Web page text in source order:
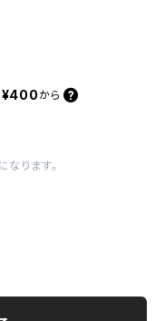
¥400 から
ります。